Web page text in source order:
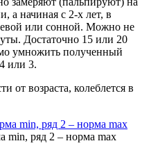
а начиная с 2-х лет, в
или сонной. Можно не
Достаточно 15 или 20
умножить полученный
или 3.
от возраста, колеблется в
min, ряд 2 – норма max